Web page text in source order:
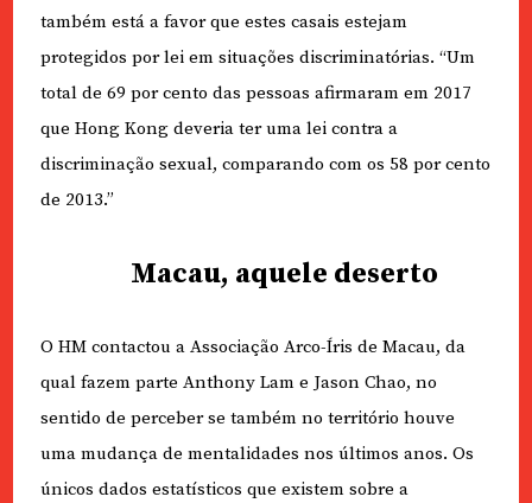
também está a favor que estes casais estejam
protegidos por lei em situações discriminatórias. “Um
total de 69 por cento das pessoas afirmaram em 2017
que Hong Kong deveria ter uma lei contra a
discriminação sexual, comparando com os 58 por cento
de 2013.”
Macau, aquele deserto
O HM contactou a Associação Arco-Íris de Macau, da
qual fazem parte Anthony Lam e Jason Chao, no
sentido de perceber se também no território houve
uma mudança de mentalidades nos últimos anos. Os
únicos dados estatísticos que existem sobre a